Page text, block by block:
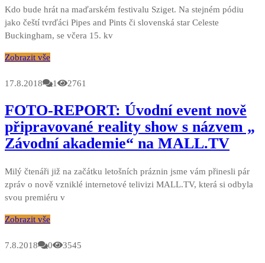
Kdo bude hrát na maďarském festivalu Sziget. Na stejném pódiu
jako čeští tvrďáci Pipes and Pints či slovenská star Celeste
Buckingham, se včera 15. kv
Zobrazit vše
17.8.2018 1 2761
FOTO-REPORT: Úvodní event nově
připravované reality show s názvem „
Závodní akademie“ na MALL.TV
Milý čtenáři již na začátku letošních práznin jsme vám přinesli pár
zpráv o nově vzniklé internetové telivizi MALL.TV, která si odbyla
svou premiéru v
Zobrazit vše
7.8.2018 0 3545